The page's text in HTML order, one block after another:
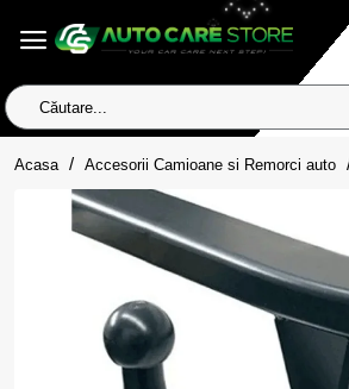
Căutare...
Acasa homeAccesorii Camioane si Remorci auto